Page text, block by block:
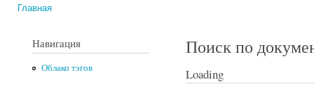
Главная
Навигация
Облако тэгов
Поиск по
Loading